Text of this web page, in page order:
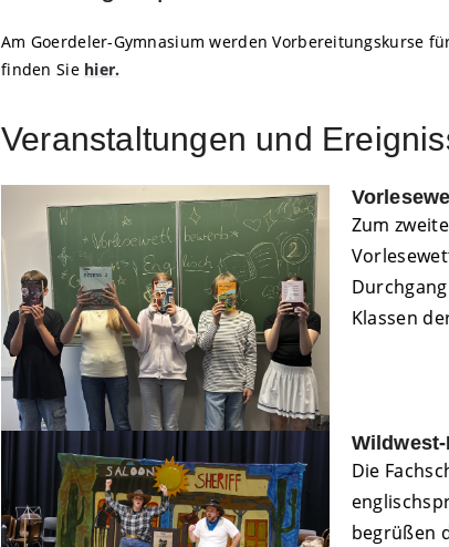
Am Goerdeler-Gymnasium werden Vorbereitungskurse
finden Sie hier.
Veranstaltungen und
Zum
Klassen
Die
begrüßen